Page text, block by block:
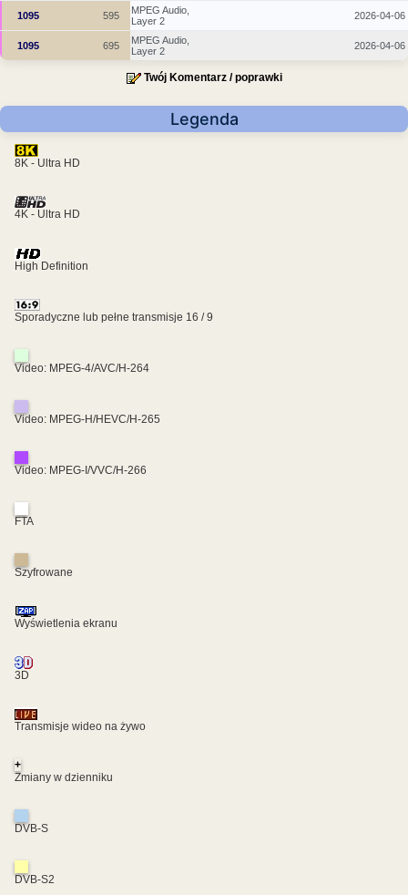
1095 595
MPEG Audio,
Layer 2
2026-04-06
1095 695
MPEG Audio,
Layer 2
2026-04-06
Twój Komentarz / poprawki
Legenda
8K - Ultra HD
4K - Ultra HD
High Definition
Sporadyczne lub pełne transmisje 16 / 9
Video: MPEG-4/AVC/H-264
Video: MPEG-H/HEVC/H-265
Video: MPEG-I/VVC/H-266
FTA
Szyfrowane
Wyświetlenia ekranu
3D
Transmisje wideo na żywo
+
Zmiany w dzienniku
DVB-S
DVB-S2